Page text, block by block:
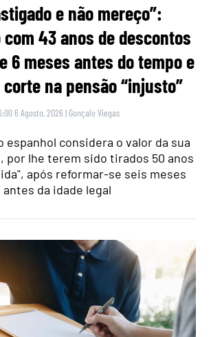
e não mereço”:
43 anos de descontos
6 meses antes do tempo e
na pensão “injusto”
6 Agosto, 2026 | Gonçalo Viegas
espanhol considera o valor da sua
por lhe terem sido tirados 50 anos
após reformar-se seis meses
antes da idade legal